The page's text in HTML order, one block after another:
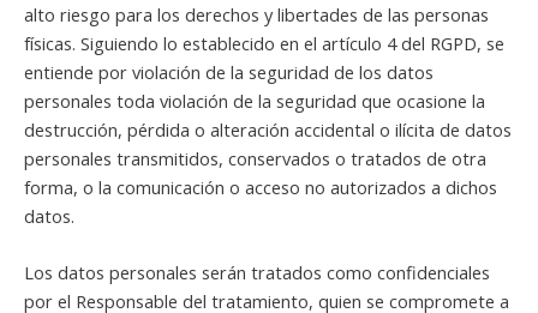
alto riesgo para los derechos y libertades de las personas
físicas. Siguiendo lo establecido en el artículo 4 del RGPD, se
entiende por violación de la seguridad de los datos
personales toda violación de la seguridad que ocasione la
destrucción, pérdida o alteración accidental o ilícita de datos
personales transmitidos, conservados o tratados de otra
forma, o la comunicación o acceso no autorizados a dichos
datos.
Los datos personales serán tratados como confidenciales
por el Responsable del tratamiento, quien se compromete a